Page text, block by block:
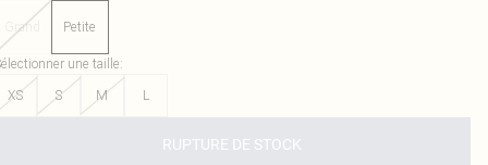
Grand Petite
une taille:
XS
S M L
RUPTURE DE STOCK